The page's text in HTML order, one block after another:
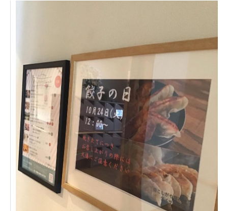
社会福祉法人 共生会
特別養護老人ホーム 共生の家
株式会社 アジアメデカ元気事業団
アジアメデカ元気事業団
株式会社 爽やかな風九州
爽やかな風九州
株式会社 七星
七星
社会福祉法人 福ふく
福ふく
株式会社 せきれい
社会福祉法人 心の会